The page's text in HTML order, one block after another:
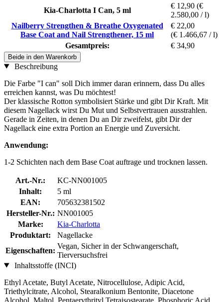
Kia-Charlotta I Can, 5 ml
€ 12,90 (€
2.580,00 / l)
Nailberry Strengthen & Breathe Oxygenated
Base Coat and Nail Strengthener, 15 ml
€ 22,00
(€ 1.466,67 / l)
Gesamtpreis:
€ 34,90
Beide in den Warenkorb
Beschreibung
Die Farbe "I can" soll Dich immer daran erinnern, dass Du alles
erreichen kannst, was Du möchtest!
Der klassische Rotton symbolisiert Stärke und gibt Dir Kraft. Mit
diesem Nagellack wirst Du Mut und Selbstvertrauen ausstrahlen.
Gerade in Zeiten, in denen Du an Dir zweifelst, gibt Dir der
Nagellack eine extra Portion an Energie und Zuversicht.
Anwendung:
1-2 Schichten nach dem Base Coat auftrage und trocknen lassen.
Art.-Nr.:
KC-NN001005
Inhalt:
5 ml
EAN:
705632381502
Hersteller-Nr.: NN001005
Marke:
Kia-Charlotta
Produktart:
Nagellacke
Eigenschaften:
Vegan, Sicher in der Schwangerschaft,
Tierversuchsfrei
Inhaltsstoffe (INCI)
Ethyl Acetate, Butyl Acetate, Nitrocellulose, Adipic Acid,
Triethylcitrate, Alcohol, Stearalkonium Bentonite, Diacetone
Alcohol, Maltol, Pentaerythrityl Tetraisostearate, Phosphoric Acid,